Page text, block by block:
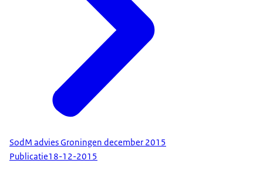
SodM advies Groningen december 2015
Publicatie18-12-2015